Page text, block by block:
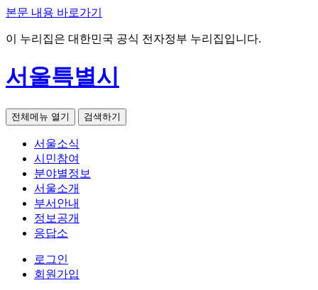
본문 내용 바로가기
이 누리집은 대한민국 공식 전자정부 누리집입니다.
서울특별시
전체메뉴 열기 검색하기
서울소식
시민참여
분야별정보
서울소개
부서안내
정보공개
응답소
로그인
회원가입